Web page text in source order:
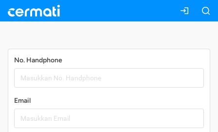
No. Handphone
Email